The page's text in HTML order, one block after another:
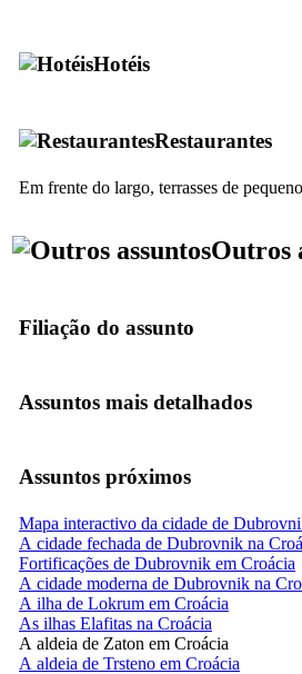
Hotéis
Restaurantes
Em frente do largo, terrasses de
Outros
Filiação do assunto
Assuntos mais detalhados
Assuntos próximos
Mapa interactivo da cidade de
A cidade fechada de Dubrovnik na
Fortificações de Dubrovnik em Croácia
A cidade moderna de Dubrovnik na
A ilha de Lokrum em Croácia
As ilhas Elafitas na Croácia
A aldeia de Zaton em Croácia
A aldeia de Trsteno em Croácia